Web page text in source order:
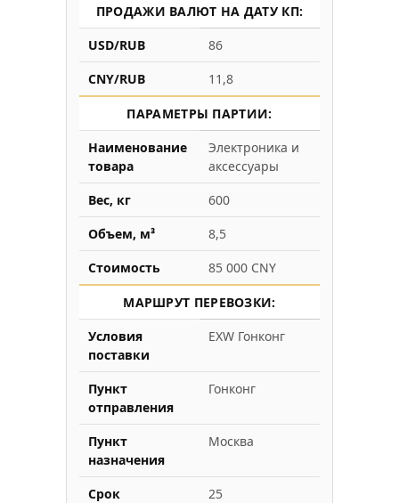
ПРОДАЖИ ВАЛЮТ НА ДАТУ КП:
USD/RUB
86
CNY/RUB
11,8
ПАРАМЕТРЫ ПАРТИИ:
Наименование
товара
Электроника и
аксессуары
Вес, кг
600
Объем, м³
8,5
Стоимость
85 000 CNY
МАРШРУТ ПЕРЕВОЗКИ:
Условия
поставки
EXW Гонконг
Пункт
отправления
Гонконг
Пункт
назначения
Москва
Срок
25